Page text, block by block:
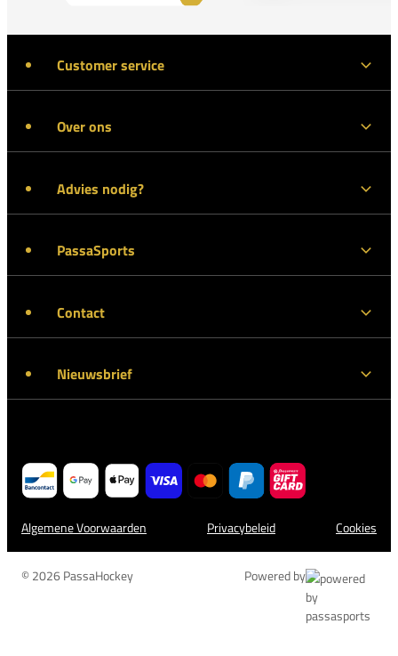
Customer service
Over ons
Advies nodig?
PassaSports
Contact
Nieuwsbrief
Algemene Voorwaarden Privacybeleid Cookies
© 2026 PassaHockey Powered by